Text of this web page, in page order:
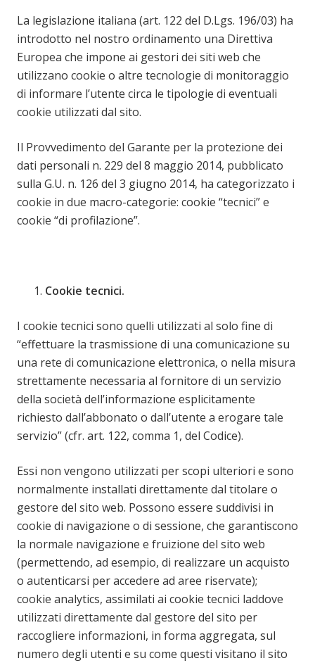
La legislazione italiana (art. 122 del D.Lgs. 196/03) ha
introdotto nel nostro ordinamento una Direttiva
Europea che impone ai gestori dei siti web che
utilizzano cookie o altre tecnologie di monitoraggio
di informare l’utente circa le tipologie di eventuali
cookie utilizzati dal sito.
Il Provvedimento del Garante per la protezione dei
dati personali n. 229 del 8 maggio 2014, pubblicato
sulla G.U. n. 126 del 3 giugno 2014, ha categorizzato i
cookie in due macro-categorie: cookie “tecnici” e
cookie “di profilazione”.
Cookie tecnici.
I cookie tecnici sono quelli utilizzati al solo fine di
“effettuare la trasmissione di una comunicazione su
una rete di comunicazione elettronica, o nella misura
strettamente necessaria al fornitore di un servizio
della società dell’informazione esplicitamente
richiesto dall’abbonato o dall’utente a erogare tale
servizio” (cfr. art. 122, comma 1, del Codice).
Essi non vengono utilizzati per scopi ulteriori e sono
normalmente installati direttamente dal titolare o
gestore del sito web. Possono essere suddivisi in
cookie di navigazione o di sessione, che garantiscono
la normale navigazione e fruizione del sito web
(permettendo, ad esempio, di realizzare un acquisto
o autenticarsi per accedere ad aree riservate);
cookie analytics, assimilati ai cookie tecnici laddove
utilizzati direttamente dal gestore del sito per
raccogliere informazioni, in forma aggregata, sul
numero degli utenti e su come questi visitano il sito